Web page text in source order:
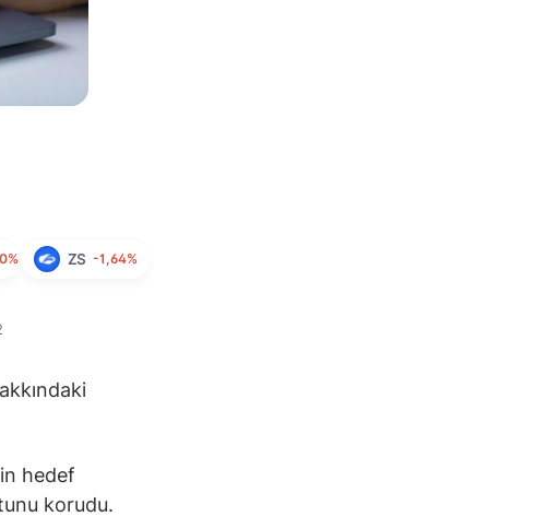
ZS -1,64%
hedef
korudu.